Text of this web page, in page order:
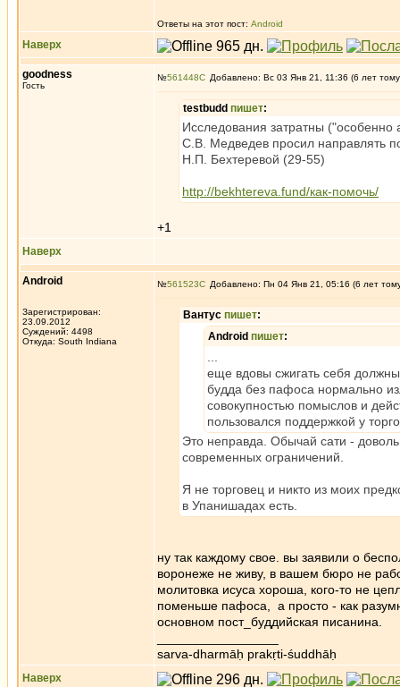
Ответы на этот пост: Android
Наверх
goodness
Гость
№561448 Добавлено: Вс 03 Янв 21, 11:36 (6 лет
testbudd пишет:
Исследования затратны
С.В. Медведев просил направлять
Н.П. Бехтеревой (29-55)
http://bekhtereva.fund/как-помочь/
+1
Наверх
Android
Зарегистрирован:
23.09.2012
Суждений: 4498
Откуда: South Indiana
№561523 Добавлено: Пн 04 Янв 21, 05:16 (6 лет
Вантус пишет:
Android пишет:
еще вдовы сжигать себя
будда без пафоса нормально
совокупностью помыслов и
пользовался поддержкой у
Это неправда. Обычай сати -
современных ограничений.
Я не торговец и никто из моих
в Упанишадах есть.
ну так каждому свое. вы заявили о
воронеже не живу, в вашем бюро не
молитовка исуса хороша, кого-то не
поменьше пафоса, а просто - как
основном пост_буддийская писанина.
sarva-dharmāḥ prakṛti-śuddhāḥ
Наверх